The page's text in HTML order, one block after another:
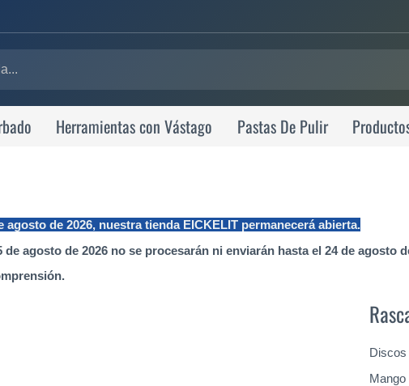
Herramientas con Vástago Pastas De Pulir
de 2026, nuestra tienda EICKELIT permanecerá abierta.
agosto de 2026 no se procesarán ni enviarán hasta el 24 de agosto
Discos
Mango